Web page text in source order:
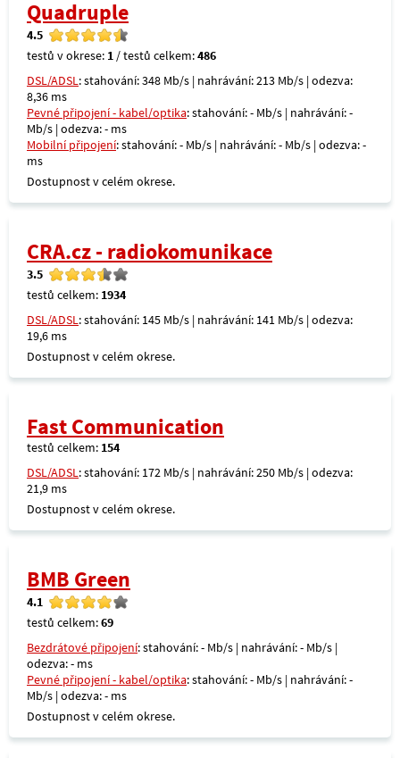
Quadruple
4.5
testů v okrese: 1 / testů celkem:486
DSL/ADSL: stahování: 348 Mb/s | nahrávání: 213 Mb/s | odezva:
8,36 ms
Pevné připojení - kabel/optika: stahování: - Mb/s | nahrávání: -
Mb/s | odezva: - ms
Mobilní připojení: stahování: - Mb/s | nahrávání: - Mb/s | odezva: -
ms
Dostupnost v celém okrese.
CRA.cz - radiokomunikace
3.5
testů celkem: 1934
DSL/ADSL: stahování: 145 Mb/s | nahrávání: 141 Mb/s | odezva:
19,6 ms
Dostupnost v celém okrese.
Fast Communication
testů celkem: 154
DSL/ADSL: stahování: 172 Mb/s | nahrávání: 250 Mb/s | odezva:
21,9 ms
Dostupnost v celém okrese.
BMB Green
4.1
testů celkem:69
Bezdrátové připojení: stahování: - Mb/s | nahrávání: - Mb/s |
odezva: - ms
Pevné připojení - kabel/optika: stahování: - Mb/s | nahrávání: -
Mb/s | odezva: - ms
Dostupnost v celém okrese.